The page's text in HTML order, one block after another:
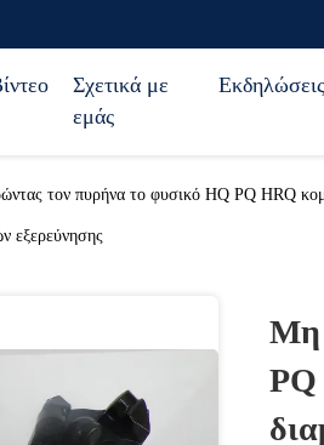
Σχετικά με
εμάς
Εκδηλώσεις
τον πυρήνα το φυσικό HQ PQ HRQ
εξερεύνησης
Μη
PQ